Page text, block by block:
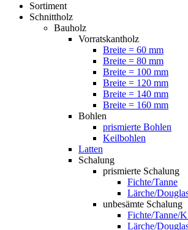
Sortiment
Schnittholz
Bauholz
Vorratskantholz
Breite = 60 mm
Breite = 80 mm
Breite = 100 mm
Breite = 120 mm
Breite = 140 mm
Breite = 160 mm
Bohlen
prismierte Bohlen
Keilbohlen
Latten
Schalung
prismierte Schalung
Fichte/Tanne
Lärche/
unbesämte Schalung
Fichte/Tanne/
Lärche/